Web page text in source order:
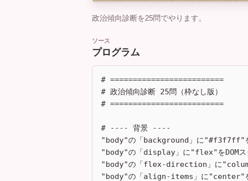
政治傾向診断を25問でやります。
ソース
プログラム